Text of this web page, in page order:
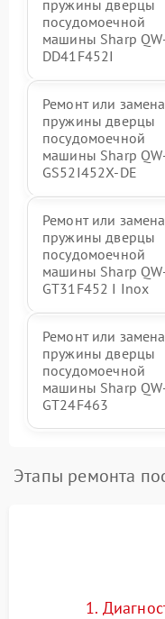
пружины дверцы
посудомоечной
машины Sharp
DD41F452I
Ремонт или замена
пружины дверцы
посудомоечной
машины Sharp
GS52I452X-DE
Ремонт или замена
пружины дверцы
посудомоечной
машины Sharp
GT31F452 I Inox
Ремонт или замена
пружины дверцы
посудомоечной
машины Sharp
GT24F463
Этапы ремонта
1.